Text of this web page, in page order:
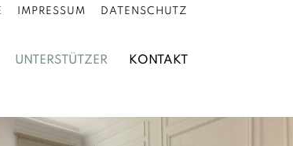
IMPRESSUM DATENSCHUTZ
UNTERSTÜTZER KONTAKT